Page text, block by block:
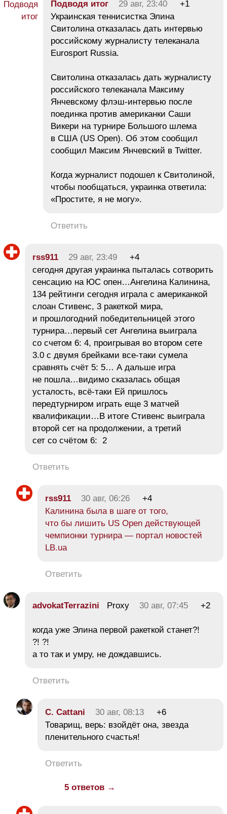
Подводя итог 29 авг, 23:40
+1
Украинская теннисистка Элина
Свитолина отказалась дать интервью
российскому журналисту телеканала
Eurosport Russia.
Свитолина отказалась дать журналисту
российского телеканала Максиму
Янчевскому флэш-интервью после
поединка против американки Саши
Викери на турнире Большого шлема
в США (US Open). Об этом сообщил
сообщил Максим Янчевский в Twitter.
Когда журналист подошел к Свитолиной,
чтобы пообщаться, украинка ответила:
«Простите, я не могу».
Ответить
rss911 29 авг, 23:49
+4
сегодня другая украинка пыталась сотворить
сенсацию на ЮС опен…Ангелина Калинина,
134 рейтинги сегодня играла с американкой
слоан Стивенс, 3 ракеткой мира,
и прошлогодний победительницей этого
турнира…первый сет Ангелина выиграла
со счетом 6: 4, проигрывая во втором сете
3.0 с двумя брейками все-таки сумела
сравнять счёт 5: 5… А дальше игра
не пошла…видимо сказалась общая
усталость, всё-таки Ей пришлось
передтурниром играть еще 3 матчей
квалификации…В итоге Стивенс выиграла
второй сет на продолжении, а третий
сет со счётом 6: 2
Ответить
rss911 30 авг, 06:26
+4
Калинина была в шаге от того,
что бы лишить US Open действующей
чемпионки турнира — портал новостей
LB.ua
Ответить
advokatTerrazini Proxy 30 авг, 07:45 +2
когда уже Элина первой ракеткой станет?!
?! ?!
а то так и умру, не дождавшись.
Ответить
C. Cattani 30 авг, 08:13
+6
Товарищ, верь: взойдёт она, звезда
пленительного счастья!
Ответить
5 ответов →